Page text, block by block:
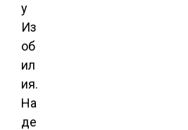
у
Из
об
ил
ия.
На
де